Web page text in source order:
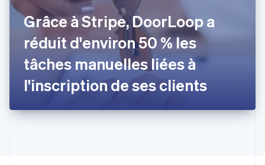
Grâce à Stripe, DoorLoop a
réduit d'environ 50 % les
tâches manuelles liées à
l'inscription de ses clients
Gibraltar
English
Grèce
English
English
English
English